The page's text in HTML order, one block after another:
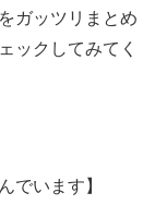
ガッツリまとめ
ックしてみてく
でいます】